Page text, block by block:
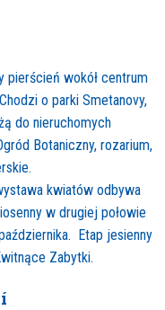
pierścień wokół centrum
o parki Smetanovy,
do nieruchomych
Botaniczny, rozarium,
kwiatów odbywa
w drugiej połowie
Etap jesienny
Zabytki.